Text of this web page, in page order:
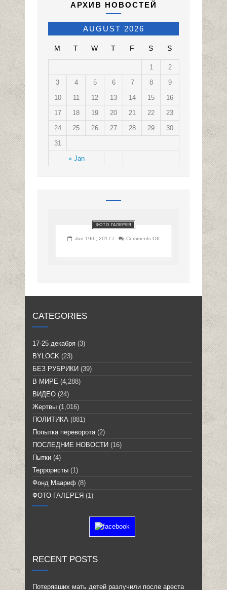
АРХИВ НОВОСТЕЙ
AUGUST 2026
M T W T F S S
« Jan
1
2
3
4 5 6 7 8
9
10
11 12 13 14 15
16
17
18 19 20 21 22
23
24
25 26 27 28 29
30
31
ФОТО ГАЛЕРЕЯ
Jun 19th, 2017 / Comments Off
CATEGORIES
17-25 декабря (3)
BYLOCK (23)
БЕЗ РУБРИКИ (39)
В МИРЕ (4,288)
ВИДЕО (24)
Жертвы (1,016)
ПОЛИТИКА (881)
Попытка переворота(2)
ПОСЛЕДНИЕ НОВОСТИ (16)
Пытки (4)
Террористы (1)
Фонд Маариф (8)
ФОТО ГАЛЕРЕЯ (1)
RECENT POSTS
Потерявших мать детей разлучили после ареста